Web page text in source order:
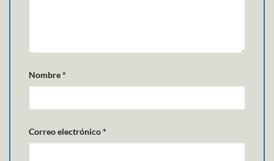
Nombre*
Correo electrónico*